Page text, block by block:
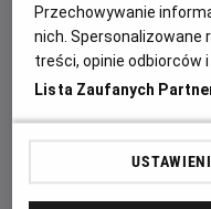
Przechowywanie
nich. Spersonalizowane
treści, opinie odbiorców i
Lista Zaufanych